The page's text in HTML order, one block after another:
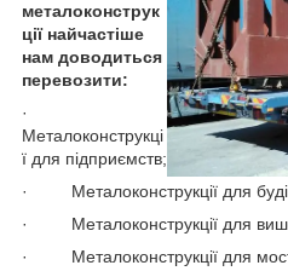
металоконструк
ції найчастіше
нам доводиться
перевозити:
·
Металоконструкці
ї для підприємств;
· Металоконструкції для
· Металоконструкції для
· Металоконструкції для